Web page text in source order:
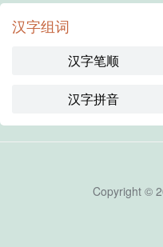
汉字组词
汉字笔顺
汉字拼音
Copyright ©